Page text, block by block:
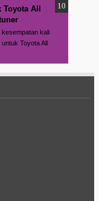
All
kali
Toyota All